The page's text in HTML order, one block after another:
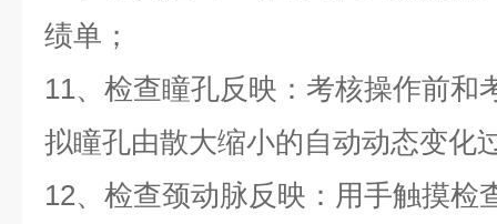
绩单；
11、检查瞳孔反映：考核操作前和
拟瞳孔由散大缩小的自动动态变化
12、检查颈动脉反映：用手触摸检